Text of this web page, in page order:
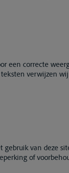
een correcte
verwijzen
van deze
of